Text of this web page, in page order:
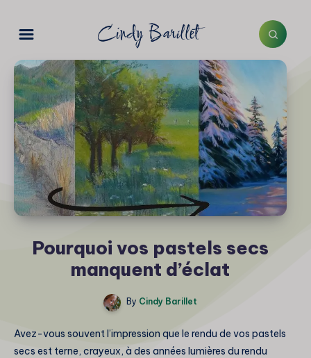
Pourquoi vos pastels secs
manquent d’éclat
By Cindy Barillet
Avez-vous souvent l’impression que le rendu de vos pastels
secs est terne, crayeux, à des années lumières du rendu